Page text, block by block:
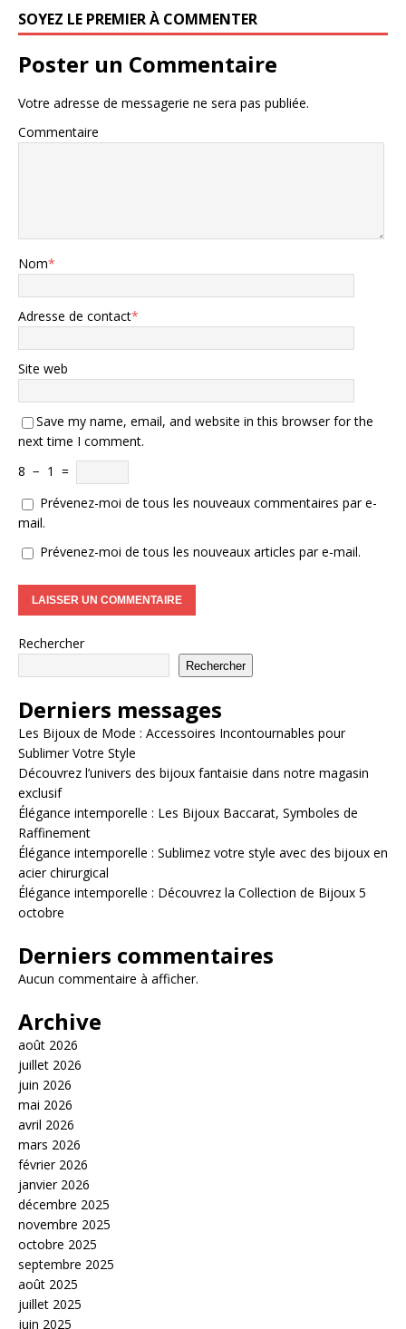
SOYEZ LE PREMIER À COMMENTER
Poster un Commentaire
Votre adresse de messagerie ne sera pas publiée.
Commentaire
Nom*
Adresse de contact*
Site web
Save my name, email, and website in this browser for the
next time I comment.
8 − 1 =
Prévenez-moi de tous les nouveaux commentaires par e-
mail.
Prévenez-moi de tous les nouveaux articles par e-mail.
Rechercher
Rechercher
Derniers messages
Les Bijoux de Mode : Accessoires Incontournables pour
Sublimer Votre Style
Découvrez l’univers des bijoux fantaisie dans notre magasin
exclusif
Élégance intemporelle : Les Bijoux Baccarat, Symboles de
Raffinement
Élégance intemporelle : Sublimez votre style avec des bijoux en
acier chirurgical
Élégance intemporelle : Découvrez la Collection de Bijoux 5
octobre
Derniers commentaires
Aucun commentaire à afficher.
Archive
août 2026
juillet 2026
juin 2026
mai 2026
avril 2026
mars 2026
février 2026
janvier 2026
décembre 2025
novembre 2025
octobre 2025
septembre 2025
août 2025
juillet 2025
juin 2025